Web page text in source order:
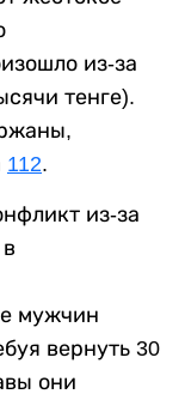
из-за
тенге).
112.
из-за
мужчин
вернуть 30
они